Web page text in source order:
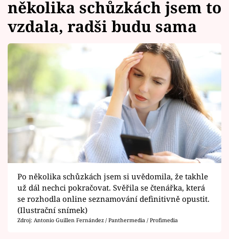
Celebrity
Vztahy
Seriály
Horoskopy
Sledujte prima+
Filmový festival Karlovy Vary
Mámy sobě
Přihlášení
několika schůzkách jsem to
vzdala, radši budu sama
Po několika schůzkách jsem si uvědomila, že takhle
už dál nechci pokračovat. Svěřila se čtenářka, která
se rozhodla online seznamování definitivně opustit.
(Ilustrační snímek)
Zdroj: Antonio Guillen Fernández / Panthermedia / Profimedia